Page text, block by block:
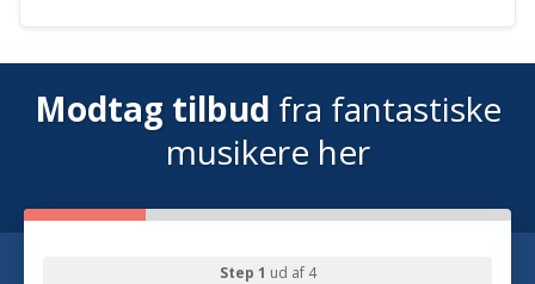
Modtag tilbud fra fantastiske
musikere her
Step 1 ud af 4